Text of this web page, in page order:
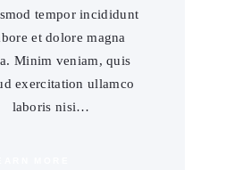
tempor incididunt
et dolore magna
Minim veniam, quis
exercitation ullamco
laboris nisi…